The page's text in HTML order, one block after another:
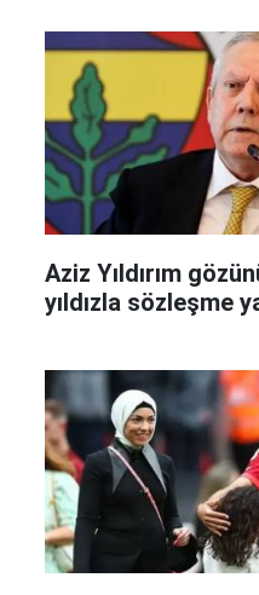
Aziz Yıldırım
yıldızla sözleşme